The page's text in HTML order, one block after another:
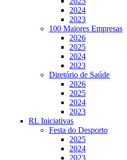
2024
2023
100 Maiores Empresas
2026
2025
2024
2023
Diretório de Saúde
2026
2025
2024
2023
RL Iniciativas
Festa do Desporto
2025
2024
2023